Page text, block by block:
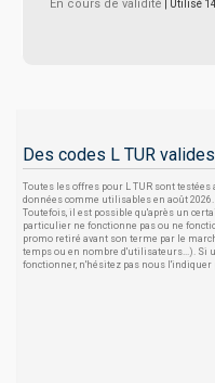
En cours de validité | Utilisé
Des codes L TUR valides
Toutes les offres pour L TUR sont
données comme utilisables en août 2026.
Toutefois, il est possible qu'après un
particulier ne fonctionne pas ou ne
promo retiré avant son terme par le
temps ou en nombre d'utilisateurs...). Si
fonctionner, n'hésitez pas nous